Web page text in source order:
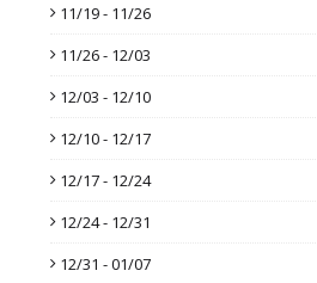
11/19 - 11/26
11/26 - 12/03
12/03 - 12/10
12/10 - 12/17
12/17 - 12/24
12/24 - 12/31
12/31 - 01/07